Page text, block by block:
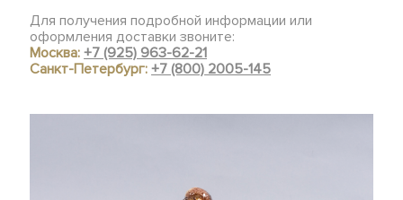
Для получения подробной информации или
оформления доставки звоните:
Москва:+7 (925) 963-62-21
Санкт-Петербург:+7 (800) 2005-145